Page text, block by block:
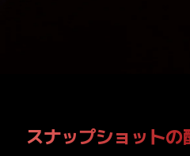
光と影を味方に
距離も気にせず
スナップショットの